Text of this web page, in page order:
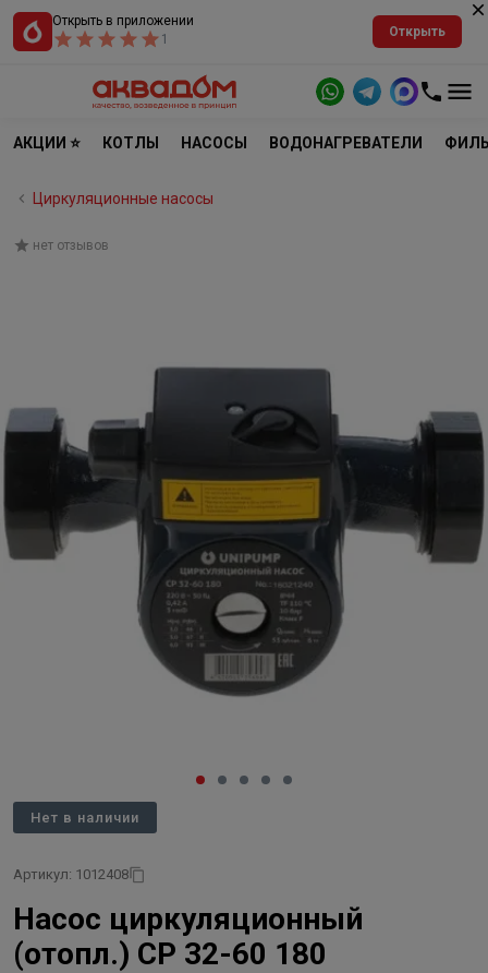
Открыть в приложении
1
Открыть
АКЦИИ ⭐ КОТЛЫ НАСОСЫ ВОДОНАГРЕВАТЕЛИ
Циркуляционные насосы
нет отзывов
Нет в наличии
Артикул: 1012408
Насос циркуляционный
(отопл.) CP 32-60 180